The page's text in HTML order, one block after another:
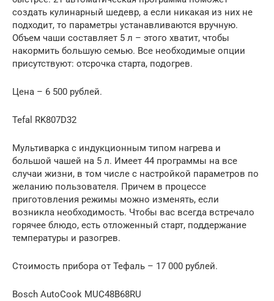
создать кулинарный шедевр, а если никакая из них не
подходит, то параметры устанавливаются вручную.
Объем чаши составляет 5 л – этого хватит, чтобы
накормить большую семью. Все необходимые опции
присутствуют: отсрочка старта, подогрев.
Цена – 6 500 рублей.
Tefal RK807D32
Мультиварка с индукционным типом нагрева и
большой чашей на 5 л. Имеет 44 программы на все
случаи жизни, в том числе с настройкой параметров по
желанию пользователя. Причем в процессе
приготовления режимы можно изменять, если
возникла необходимость. Чтобы вас всегда встречало
горячее блюдо, есть отложенный старт, поддержание
температуры и разогрев.
Стоимость прибора от Тефаль – 17 000 рублей.
Bosch AutoCook MUC48B68RU